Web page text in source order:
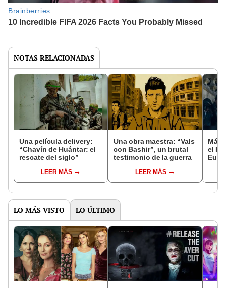
NOTAS RELACIONADAS
Una película delivery:
“Chavín de Huántar: el
rescate del siglo”
LEER MÁS
Una obra maestra: “Vals
con Bashir”, un brutal
testimonio de la guerra
LEER MÁS
Más
el
LO MÁS VISTO LO ÚLTIMO